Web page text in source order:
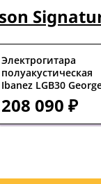
Электрогитара
полуакустическая
Ibanez LGB30
Benson Signature
Hollowbody Vintage
Yellow Sunburst
208 090 ₽